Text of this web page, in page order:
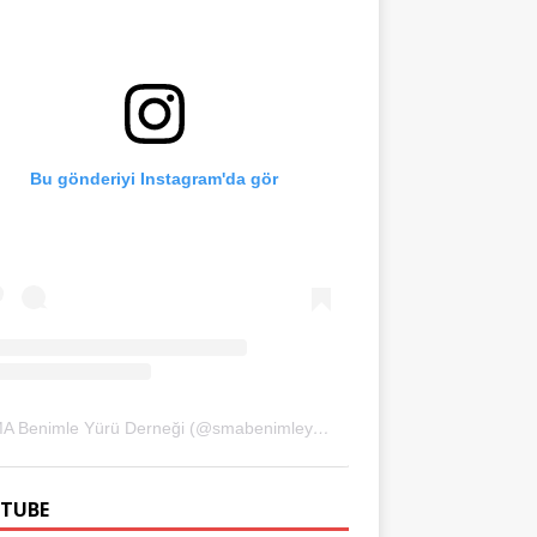
Bu gönderiyi Instagram'da gör
SMA Benimle Yürü Derneği (@smabenimleyuru)'in paylaştığı bir gönderi